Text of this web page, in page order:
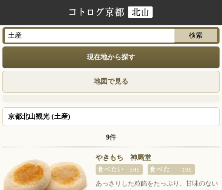
現在地から探す
地図で見る
京都北山観光 (土産)
9件
やきもち 神馬堂
305 190
あっさりした粒餡をたっぷり、甘味のない